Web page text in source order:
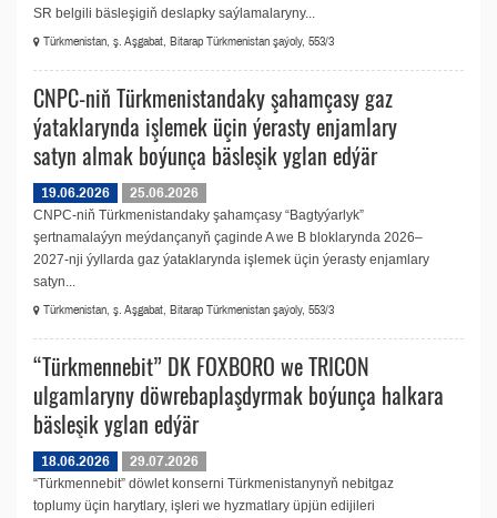
SR belgili bäsleşigiň deslapky saýlamalaryny...
Türkmenistan, ş. Aşgabat, Bitarap Türkmenistan şaýoly, 553/3
CNPC-niň Türkmenistandaky şahamçasy gaz
ýataklarynda işlemek üçin ýerasty enjamlary
satyn almak boýunça bäsleşik yglan edýär
19.06.2026
25.06.2026
CNPC-niň Türkmenistandaky şahamçasy “Bagtyýarlyk”
şertnamalaýyn meýdançanyň çaginde A we B bloklarynda 2026–
2027-nji ýyllarda gaz ýataklarynda işlemek üçin ýerasty enjamlary
satyn...
Türkmenistan, ş. Aşgabat, Bitarap Türkmenistan şaýoly, 553/3
“Türkmennebit” DK FOXBORO we TRICON
ulgamlaryny döwrebaplaşdyrmak boýunça halkara
bäsleşik yglan edýär
18.06.2026
29.07.2026
“Türkmennebit” döwlet konserni Türkmenistanynyň nebitgaz
toplumy üçin harytlary, işleri we hyzmatlary üpjün edijileri